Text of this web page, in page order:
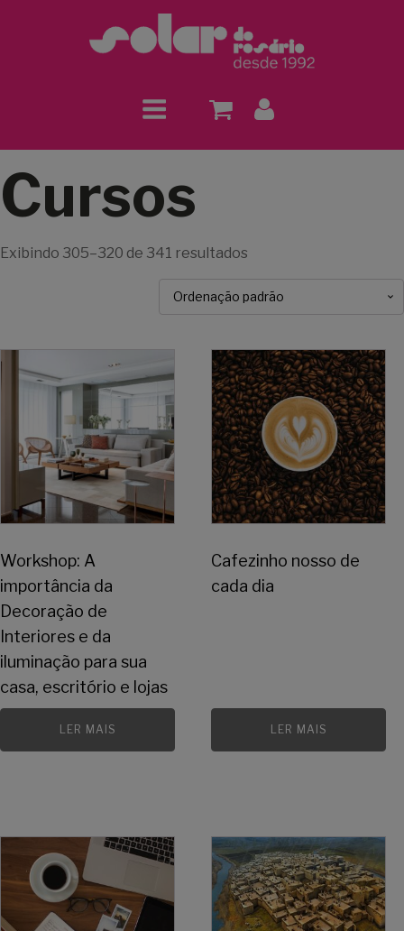
Cursos
Exibindo 305–320 de 341 resultados
Workshop: A
importância da
Decoração de
Interiores e da
iluminação para sua
casa, escritório e lojas
LER MAIS
Cafezinho nosso de
cada dia
LER MAIS